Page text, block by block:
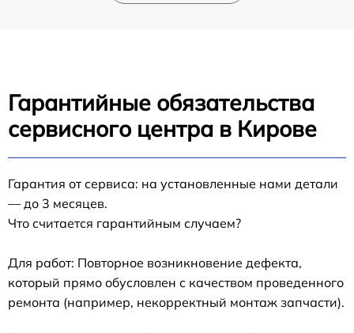
Гарантийные обязательства
сервисного центра в Кирове
Гарантия от сервиса: на установленные нами детали
— до 3 месяцев.
Что считается гарантийным случаем?
Для работ: Повторное возникновение дефекта,
который прямо обусловлен с качеством проведенного
ремонта (например, некорректный монтаж запчасти).